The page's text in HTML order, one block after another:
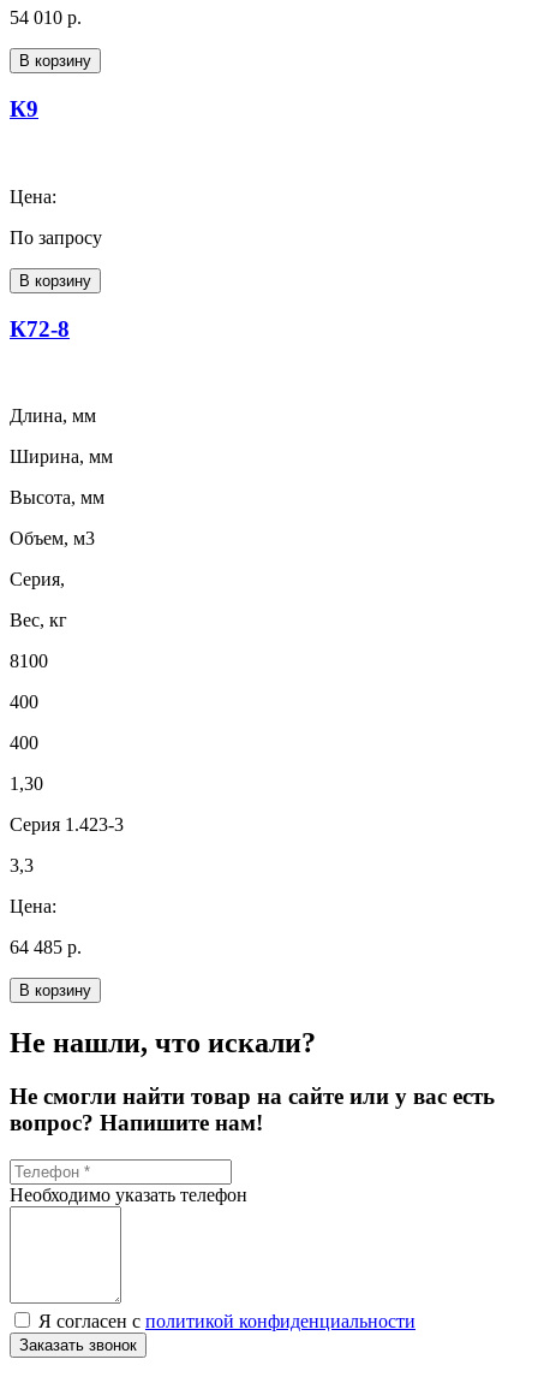
54 010 р.
В корзину
К9
Цена:
По запросу
В корзину
К72-8
Длина, мм
Ширина, мм
Высота, мм
Объем, м3
Серия,
Вес, кг
8100
400
400
1,30
Серия 1.423-3
3,3
Цена:
64 485 р.
В корзину
Не нашли, что искали?
Не смогли найти товар на сайте или у вас есть
вопрос? Напишите нам!
Необходимо указать телефон
Я согласен с политикой конфиденциальности
Заказать звонок